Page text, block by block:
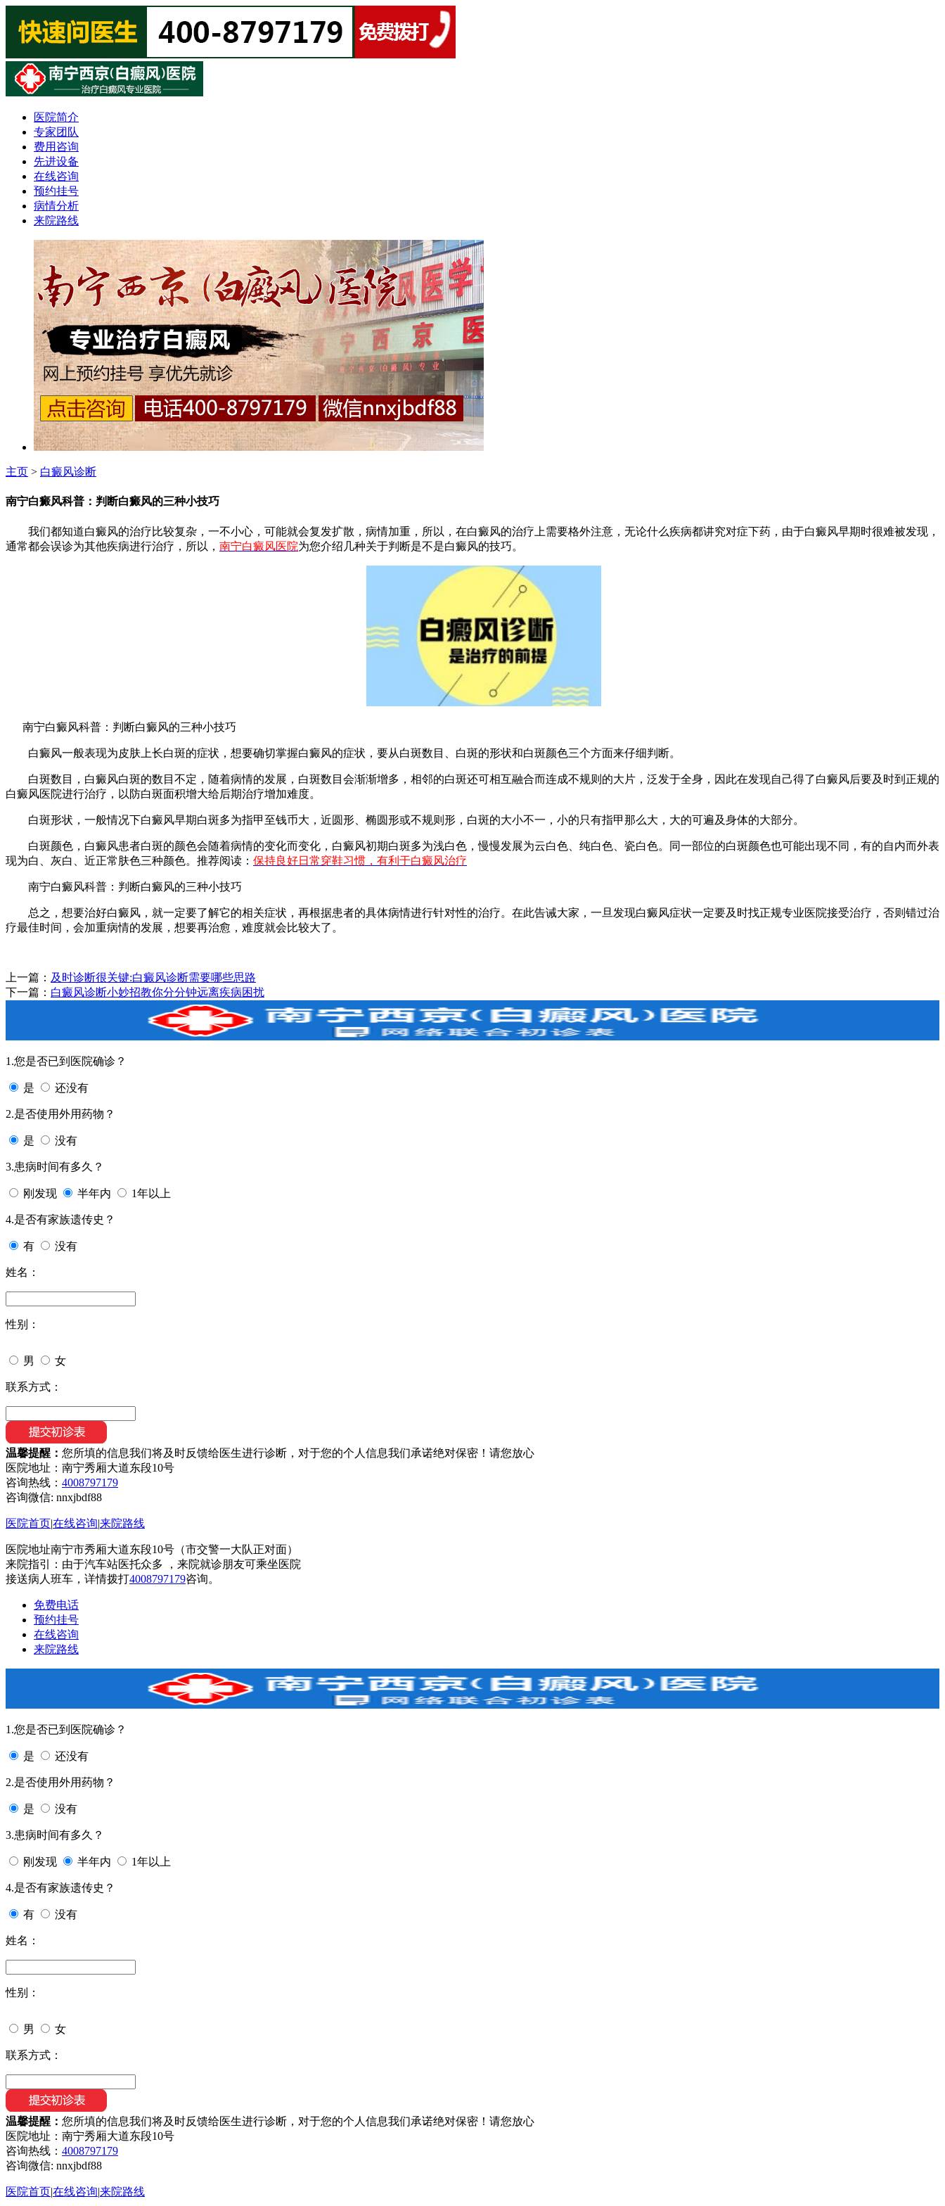
医院简介
专家团队
费用咨询
先进设备
在线咨询
预约挂号
病情分析
来院路线
主页 > 白癜风诊断
南宁白癜风科普：判断白癜风的三种小技巧
我们都知道白癜风的治疗比较复杂，一不小心，可能就会复发扩散，病情加重，所以，在白癜风的治疗上需要格外注意，无论什么疾病都讲究对症下药，由于白癜风早期时很难被发现，
通常都会误诊为其他疾病进行治疗，所以， 南宁白癜风医院为您介绍几种关于判断是不是白癜风的技巧。
南宁白癜风科普：判断白癜风的三种小技巧
白癜风一般表现为皮肤上长白斑的症状，想要确切掌握白癜风的症状，要从白斑数目、白斑的形状和白斑颜色三个方面来仔细判断。
白斑数目，白癜风白斑的数目不定，随着病情的发展，白斑数目会渐渐增多，相邻的白斑还可相互融合而连成不规则的大片，泛发于全身，因此在发现自己得了白癜风后要及时到正规的
白癜风医院进行治疗，以防白斑面积增大给后期治疗增加难度。
白斑形状，一般情况下白癜风早期白斑多为指甲至钱币大，近圆形、椭圆形或不规则形，白斑的大小不一，小的只有指甲那么大，大的可遍及身体的大部分。
白斑颜色，白癜风患者白斑的颜色会随着病情的变化而变化，白癜风初期白斑多为浅白色，慢慢发展为云白色、纯白色、瓷白色。同一部位的白斑颜色也可能出现不同，有的自内而外表
现为白、灰白、近正常肤色三种颜色。推荐阅读： 保持良好日常穿鞋习惯，有利于白癜风治疗
南宁白癜风科普：判断白癜风的三种小技巧
总之，想要治好白癜风，就一定要了解它的相关症状，再根据患者的具体病情进行针对性的治疗。在此告诫大家，一旦发现白癜风症状一定要及时找正规专业医院接受治疗，否则错过治
疗最佳时间，会加重病情的发展，想要再治愈，难度就会比较大了。
上一篇： 及时诊断很关键:白癜风诊断需要哪些思路
下一篇： 白癜风诊断小妙招教你分分钟远离疾病困扰
1.您是否已到医院确诊？
是 还没有
2.是否使用外用药物？
是 没有
3.患病时间有多久？
刚发现 半年内 1年以上
4.是否有家族遗传史？
有 没有
姓名：
性别：
男 女
联系方式：
温馨提醒： 您所填的信息我们将及时反馈给医生进行诊断，对于您的个人信息我们承诺绝对保密！请您放心
医院地址：南宁秀厢大道东段10号
咨询热线： 4008797179
咨询微信: nnxjbdf88
医院首页|在线咨询|来院路线
医院地址南宁市秀厢大道东段10号（市交警一大队正对面）
来院指引：由于汽车站医托众多 ，来院就诊朋友可乘坐医院
接送病人班车，详情拨打4008797179咨询。
免费电话
预约挂号
在线咨询
来院路线
1.您是否已到医院确诊？
是 还没有
2.是否使用外用药物？
是 没有
3.患病时间有多久？
刚发现 半年内 1年以上
4.是否有家族遗传史？
有 没有
姓名：
性别：
男 女
联系方式：
温馨提醒： 您所填的信息我们将及时反馈给医生进行诊断，对于您的个人信息我们承诺绝对保密！请您放心
医院地址：南宁秀厢大道东段10号
咨询热线： 4008797179
咨询微信: nnxjbdf88
医院首页|在线咨询|来院路线